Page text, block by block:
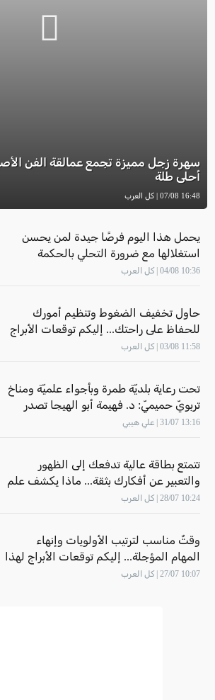
سهرة زجل مميزة تجمع عمالقة الفن
أحلى طلة
16:48 07/08 | كل العرب
يحمل هذا اليوم فرصًا جيدة لمن يحسن
استغلالها مع ضرورة التحلي بالحكمة
والهدوء... ماذا يكشف علم الفلك؟
10:36 04/08 | كل العرب
حاول تخفيف الضغوط وتنظيم أمورك
للحفاظ على راحتك... إليكم توقعات الأبراج
لهذا اليوم
11:58 03/08 | كل العرب
تحت رعاية بلديّة طمرة وبأجواء علميّة ومناخ
تربويّ حميميّ: د. فهيمة أبو الهيجا تصدر
كتابها "أثر المهارة" بحضور الاتّحاد القطريّ
13:16 31/07 | علي هيبي
تتمتع بطاقة عالية تدفعك إلى الظهور
والتعبير عن أفكارك بثقة... ماذا يكشف علم
الفلك هذا اليوم؟
10:24 28/07 | كل العرب
وقتٌ مناسب لترتيب الأولويات وإنهاء
المهام المؤجلة... إليكم توقعات الأبراج لهذا
اليوم
10:07 27/07 | كل العرب